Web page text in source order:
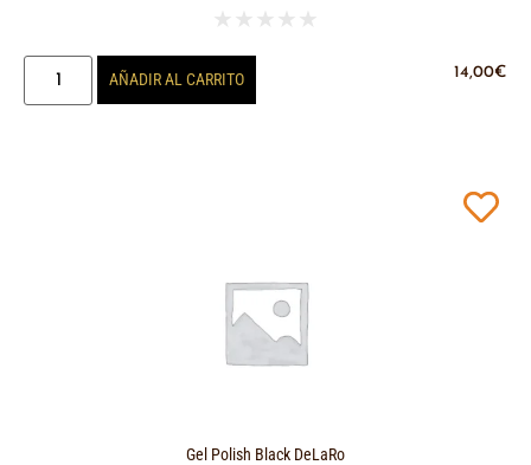
★ ★ ★ ★ ★
14,00€
AÑADIR AL CARRITO
Gel Polish Black DeLaRo